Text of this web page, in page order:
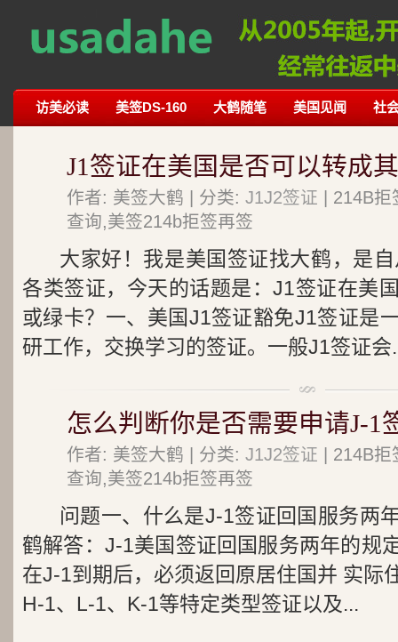
访美必读 美签DS-160 大鹤随笔 美国见闻 社
J1签证在美国是否可以转成
作者: 美签大鹤 | 分类: J1J2签证 | 214B
查询,美签214b拒签再签
大家好！我是美国签证找大鹤，是
各类签证，今天的话题是：J1签证在美
或绿卡？一、美国J1签证豁免J1签证是
研工作，交换学习的签证。一般J1签证会
怎么判断你是否需要申请J-1
作者: 美签大鹤 | 分类: J1J2签证 | 214B
查询,美签214b拒签再签
问题一、什么是J-1签证回国服务两
鹤解答：J-1美国签证回国服务两年的规
在J-1到期后，必须返回原居住国并 实际
H-1、L-1、K-1等特定类型签证以及...